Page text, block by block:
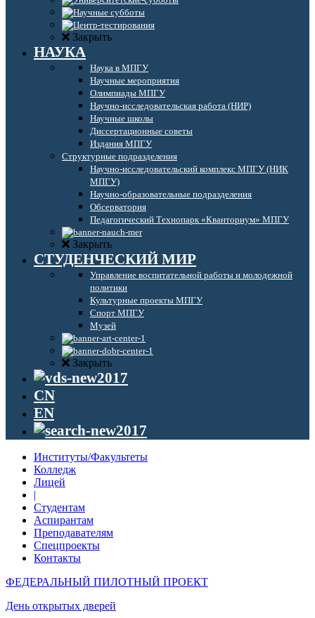
Закрыть
НАУКА
Наука в МПГУ
Научные мероприятия
Олимпиады МПГУ
Научно-исследовательская работа (НИР)
Научные школы
Диссертационные советы
Издания МПГУ
Структурные подразделения
Научно-исследовательский комплекс МПГУ (НИК
МПГУ)
Научно-образовательные подразделения
Обсерватория
Педагогический Технопарк «Кванториум» МПГУ
Закрыть
СТУДЕНЧЕСКИЙ МИР
Управление воспитательной работы и молодежной
политики
Культурные проекты МПГУ
Спорт МПГУ
Музей
Закрыть
CN
EN
Институты/Факультеты
Колледж
Лицей
|
Студентам
Аспирантам
Преподавателям
Спецпроекты
Контакты
ФЕДЕРАЛЬНЫЙ ПИЛОТНЫЙ ПРОЕКТ
День открытых дверей